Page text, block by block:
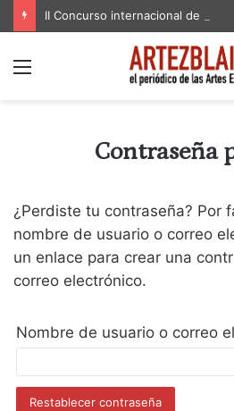
II Concurso internacional de
Menú
Contraseña
¿Perdiste tu contraseña? Por
nombre de usuario o correo
un enlace para crear una
correo electrónico.
Nombre de usuario o correo
Restablecer contraseña